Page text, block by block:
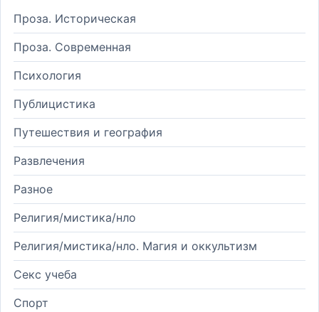
Проза. Историческая
Проза. Современная
Психология
Публицистика
Путешествия и география
Развлечения
Разное
Религия/мистика/нло
Религия/мистика/нло. Магия и оккультизм
Секс учеба
Спорт